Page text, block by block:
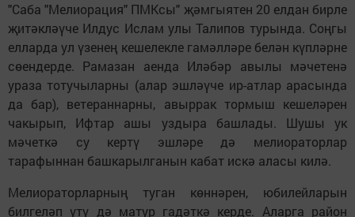
"Саба "Мелиорация" ПМКсы" җәмгыятен 20 елдан бирле
җитәкләүче Илдус Ислам улы Талипов турында. Соңгы
елларда ул үзенең кешелекле гамәлләре белән күпләрне
сөендерде. Рамазан аенда Иләбәр авылы мәчетенә
ураза тотучыларны (алар эшләүче ир-атлар арасында
да бар), ветераннарны, авыррак тормыш кешеләрен
чакырып, Ифтар ашы уздыра башлады. Шушы ук
мәчеткә су кертү эшләре дә мелиораторлар
тарафыннан башкарылганын кабат искә аласы килә.
Мелиораторларның туган көннәрен, юбилейларын
билгеләп үтү дә матур гадәткә керде. Аларга район